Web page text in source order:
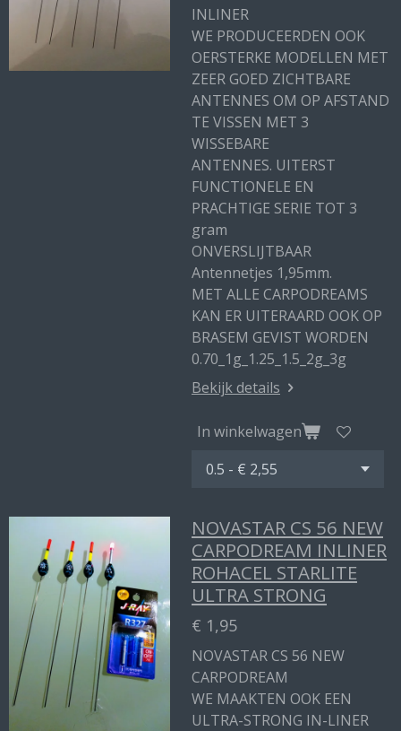
INLINER
WE PRODUCEERDEN OOK
OERSTERKE MODELLEN MET
ZEER GOED ZICHTBARE
ANTENNES OM OP AFSTAND
TE VISSEN MET 3
WISSEBARE
ANTENNES. UITERST
FUNCTIONELE EN
PRACHTIGE SERIE TOT 3
gram
ONVERSLIJTBAAR
Antennetjes 1,95mm.
MET ALLE CARPODREAMS
KAN ER UITERAARD OOK OP
BRASEM GEVIST WORDEN
0.70_1g_1.25_1.5_2g_3g
Bekijk details
In winkelwagen
NOVASTAR CS 56 NEW
CARPODREAM INLINER
ROHACEL STARLITE
ULTRA STRONG
€ 1,95
NOVASTAR CS 56 NEW
CARPODREAM
WE MAAKTEN OOK EEN
ULTRA-STRONG IN-LINER